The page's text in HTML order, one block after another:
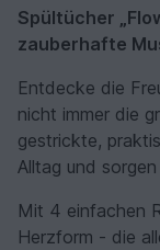
Spültücher
zauberhafte
Entdecke die
nicht immer die
gestrickte,
Alltag und
Mit 4 einfachen
Herzform - die